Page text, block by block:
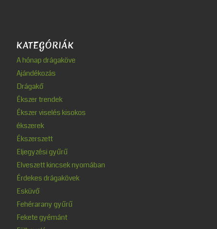
KATEGÓRIÁK
A hónap drágaköve
Ajándékozás
Drágakő
Ékszer trendek
Ékszer viselés kisokos
ékszerek
Ékszerszett
Eljegyzési gyűrű
Elveszett kincsek nyomában
Érdekes drágakövek
Esküvő
Fehérarany gyűrű
Fekete gyémánt